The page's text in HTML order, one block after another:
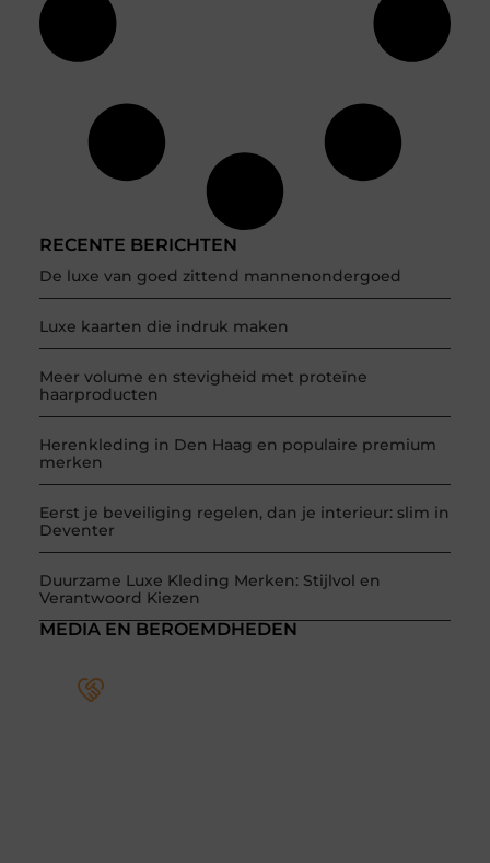
RECENTE BERICHTEN
De luxe van goed zittend mannenondergoed
Luxe kaarten die indruk maken
Meer volume en stevigheid met proteïne
haarproducten
Herenkleding in Den Haag en populaire premium
merken
Eerst je beveiliging regelen, dan je interieur: slim in
Deventer
Duurzame Luxe Kleding Merken: Stijlvol en
Verantwoord Kiezen
MEDIA EN BEROEMDHEDEN